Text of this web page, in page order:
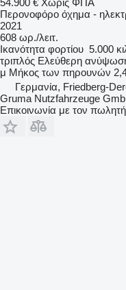
54.900 € Χωρίς ΦΠΑ
Περονοφόρο όχημα -
2021
608 ωρ./λειτ.
Ικανότητα φορτίου 5.000
τριπλός Ελεύθερη
μ Μήκος των πηρουνών
Γερμανία, Friedberg-
Gruma Nutzfahrzeuge
Επικοινωνία με τον πωλητή